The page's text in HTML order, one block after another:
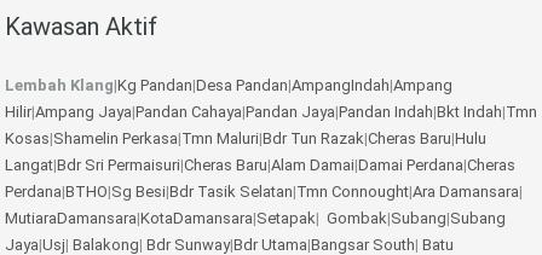
Kawasan Aktif
Lembah Klang|Kg Pandan|Desa Pandan|AmpangIndah|Ampang
Hilir|Ampang Jaya|Pandan Cahaya|Pandan Jaya|Pandan Indah|Bkt Indah|Tmn
Kosas|Shamelin Perkasa|Tmn Maluri|Bdr Tun Razak|Cheras Baru|Hulu
Langat|Bdr Sri Permaisuri|Cheras Baru|Alam Damai|Damai Perdana|Cheras
Perdana|BTHO|Sg Besi|Bdr Tasik Selatan|Tmn Connought|Ara Damansara|
MutiaraDamansara|KotaDamansara|Setapak| Gombak|Subang|Subang
Jaya|Usj| Balakong| Bdr Sunway|Bdr Utama|Bangsar South| Batu